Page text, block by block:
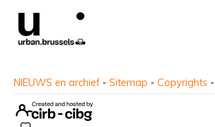
NIEUWS en archief - Sitemap - Copyrights -